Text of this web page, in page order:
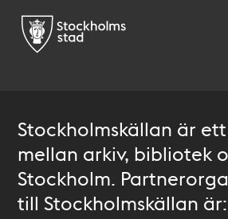
Stockholmskällan är
mellan arkiv, bibliotek
Stockholm.
till Stockholmskällan är: